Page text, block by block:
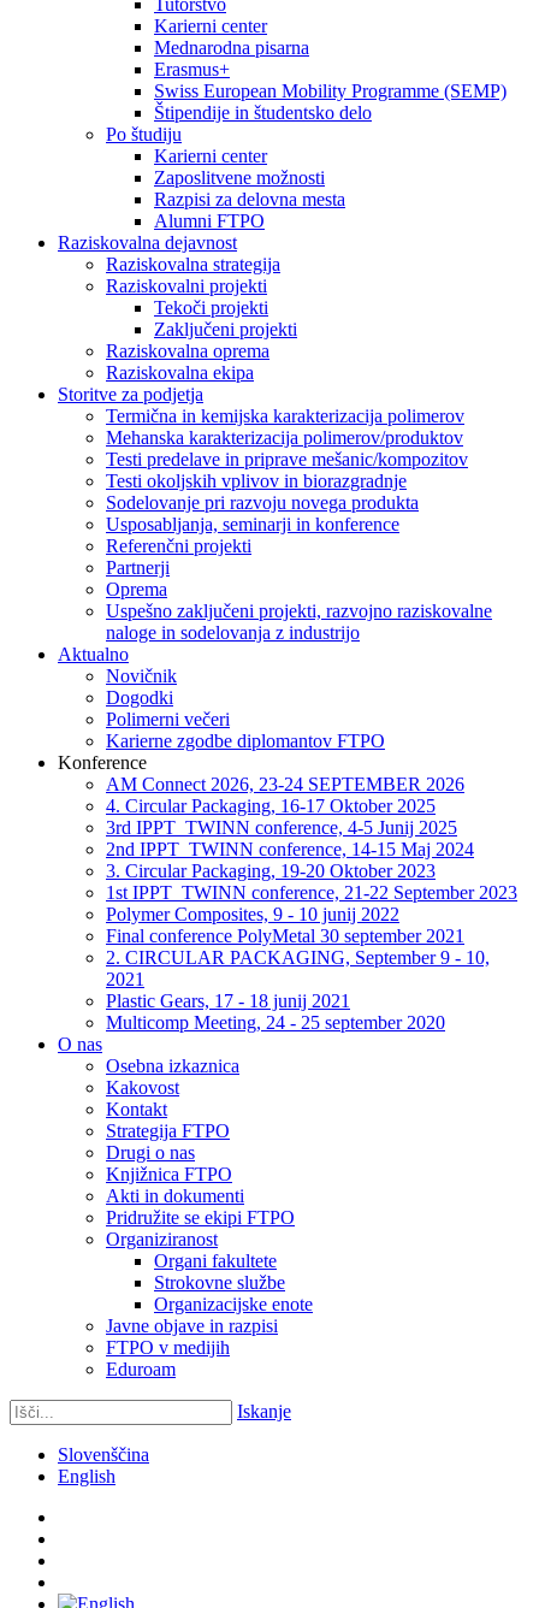
Karierni center
Mednarodna pisarna
Erasmus+
Swiss European Mobility Programme (SEMP)
Štipendije in študentsko delo
Po študiju
Karierni center
Zaposlitvene možnosti
Razpisi za delovna mesta
Alumni FTPO
Raziskovalna dejavnost
Raziskovalna strategija
Raziskovalni projekti
Tekoči projekti
Zaključeni projekti
Raziskovalna oprema
Raziskovalna ekipa
Storitve za podjetja
Termična in kemijska karakterizacija polimerov
Mehanska karakterizacija polimerov/produktov
Testi predelave in priprave mešanic/kompozitov
Testi okoljskih vplivov in biorazgradnje
Sodelovanje pri razvoju novega produkta
Usposabljanja, seminarji in konference
Referenčni projekti
Partnerji
Oprema
Uspešno zaključeni projekti, razvojno raziskovalne
naloge in sodelovanja z industrijo
Aktualno
Novičnik
Dogodki
Polimerni večeri
Karierne zgodbe diplomantov FTPO
Konference
AM Connect 2026, 23-24 SEPTEMBER 2026
4. Circular Packaging, 16-17 Oktober 2025
3rd IPPT_TWINN conference, 4-5 Junij 2025
2nd IPPT_TWINN conference, 14-15 Maj 2024
3. Circular Packaging, 19-20 Oktober 2023
1st IPPT_TWINN conference, 21-22 September 2023
Polymer Composites, 9 - 10 junij 2022
Final conference PolyMetal 30 september 2021
2. CIRCULAR PACKAGING, September 9 - 10,
2021
Plastic Gears, 17 - 18 junij 2021
Multicomp Meeting, 24 - 25 september 2020
O nas
Osebna izkaznica
Kakovost
Kontakt
Strategija FTPO
Drugi o nas
Knjižnica FTPO
Akti in dokumenti
Pridružite se ekipi FTPO
Organiziranost
Organi fakultete
Strokovne službe
Organizacijske enote
Javne objave in razpisi
FTPO v medijih
Eduroam
Iskanje
Slovenščina
English